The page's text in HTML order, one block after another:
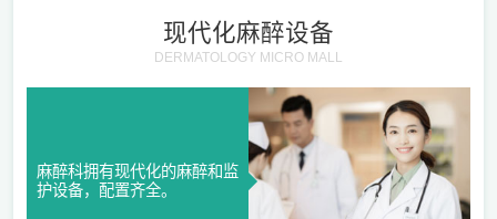
现代化麻醉设备
DERMATOLOGY MICRO MALL
麻醉科拥有现代化的麻醉和监
护设备，配置齐全。